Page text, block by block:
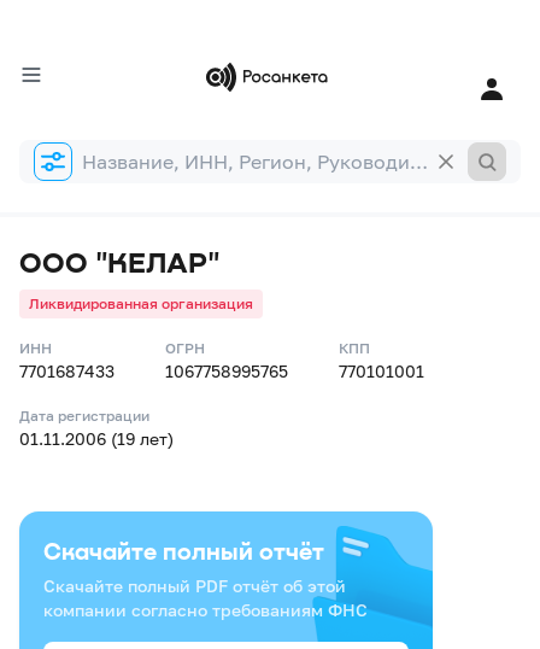
Форма
поиска
ООО "КЕЛАР"
Ликвидированная организация
ИНН
7701687433
ОГРН
1067758995765
КПП
770101001
Дата регистрации
01.11.2006 (19 лет)
Скачайте полный отчёт
Скачайте полный PDF отчёт об этой
компании согласно требованиям ФНС